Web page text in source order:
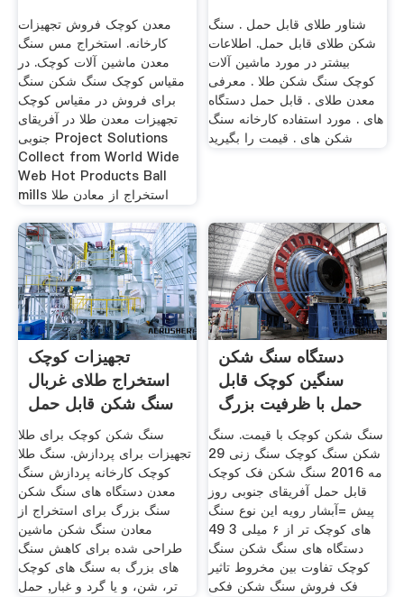
معدن کوچک فروش تجهیزات
کارخانه. استخراج مس سنگ
معدن ماشین آلات کوچک. در
مقیاس کوچک سنگ شکن سنگ
برای فروش در مقیاس کوچک
تجهیزات معدن طلا در آفریقای
جنوبی Project Solutions
Collect from World Wide
Web Hot Products Ball
mills استخراج از معادن طلا
شناور طلای قابل حمل . سنگ
شکن طلای قابل حمل. اطلاعات
بیشتر در مورد ماشین آلات
کوچک سنگ شکن طلا . معرفی
معدن طلای . قابل حمل دستگاه
های . مورد استفاده کارخانه سنگ
شکن های . قیمت را بگیرید
تجهیزات کوچک
استخراج طلای غربال
سنگ شکن قابل حمل
سنگ شکن کوچک برای طلا
تجهیزات برای پردازش. سنگ طلا
کوچک کارخانه پردازش سنگ
معدن دستگاه های سنگ شکن
سنگ بزرگ برای استخراج از
معادن سنگ شکن ماشین
طراحی شده برای کاهش سنگ
های بزرگ به سنگ های کوچک
تر، شن، و یا گرد و غبار, حمل
دستگاه سنگ شکن
سنگین کوچک قابل
حمل با ظرفیت بزرگ
سنگ شکن کوچک با قیمت. سنگ
شکن سنگ کوچک سنگ زنی 29
مه 2016 سنگ شکن فک کوچک
قابل حمل آفریقای جنوبی روز
پیش =آبشار رویه این نوع سنگ
های کوچک تر از ۶ میلی 3 49
دستگاه های سنگ شکن سنگ
کوچک تفاوت بین مخروط تاثیر
فک فروش سنگ شکن فکی